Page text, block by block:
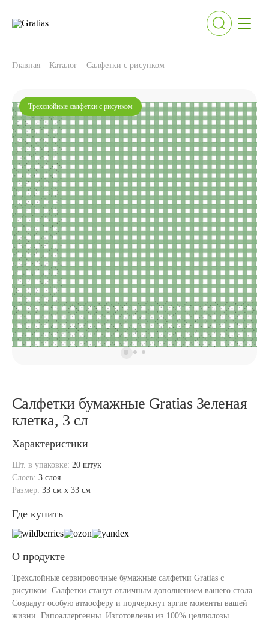
Главная Каталог Салфетки с рисунком
Трехслойные салфетки с рисунком
Салфетки бумажные Gratias Зеленая
клетка, 3 сл
Характеристики
Шт. в упаковке: 20 штук
Слоев: 3 слоя
Размер: 33 см x 33 см
Где купить
О продукте
Трехслойные сервировочные бумажные салфетки Gratias с
рисунком. Салфетки станут отличным дополнением вашего стола.
Создадут особую атмосферу и подчеркнут яргие моменты вашей
жизни. Гипоаллергенны. Изготовлены из 100% целлюлозы.